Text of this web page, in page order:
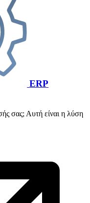
ERP
σας; Αυτή είναι η λύση